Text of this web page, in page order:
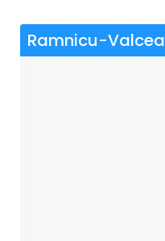
Ramnicu-Valcea